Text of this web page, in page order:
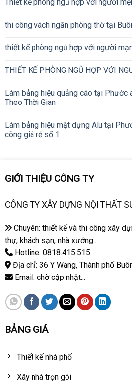
Thiết kế phòng ngủ hợp với người
thi công vách ngăn phòng thờ tại
thiết kế phòng ngủ hợp với người
THIẾT KẾ PHÒNG NGỦ HỢP VỚI
Làm bảng hiệu quảng cáo tại Phước
Theo Thời Gian
Làm bảng hiệu mặt dựng Alu tại
công giá rẻ số 1
GIỚI THIỆU CÔNG TY
CÔNG TY XÂY DỰNG NỘI THẤT
Chuyên: thiết kế và thi công xây
thự, khách sạn, nhà xưởng...
Hotline: 0818.415.515
Địa chỉ: 36 Y Wang, Thành phố
Email: chờ cập nhật...
BẢNG GIÁ
Thiết kế nhà phố
Xây nhà trọn gói